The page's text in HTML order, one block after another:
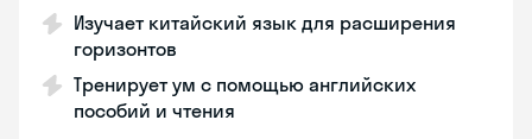
Изучает китайский язык для расширения
горизонтов
Тренирует ум с помощью английских
пособий и чтения